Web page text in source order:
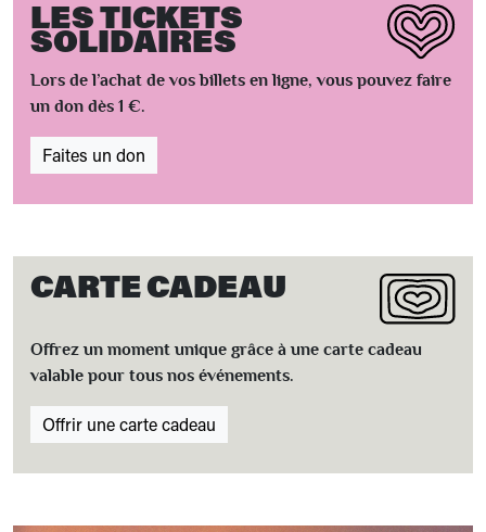
LES TICKETS
SOLIDAIRES
Lors de l’achat de vos billets en ligne, vous pouvez faire
un don dès 1 €.
Faites un don
CARTE CADEAU
Offrez un moment unique grâce à une carte cadeau
valable pour tous nos événements.
Offrir une carte cadeau